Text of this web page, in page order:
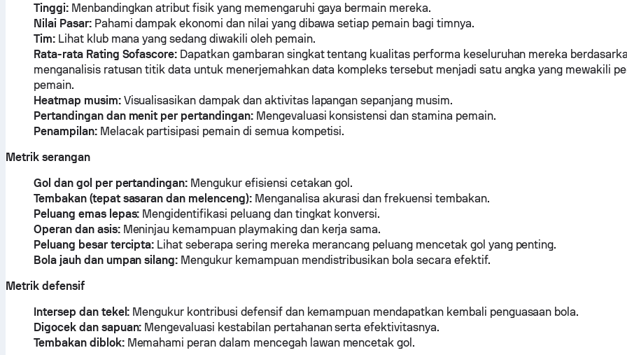
Tinggi:Menbandingkan atribut fisik yang memengaruhi gaya bermain mereka.
Nilai Pasar:Pahami dampak ekonomi dan nilai yang dibawa setiap pemain bagi timnya.
Tim:Lihat klub mana yang sedang diwakili oleh pemain.
Rata-rata Rating Sofascore: Dapatkan gambaran singkat tentang kualitas performa keseluruhan mereka
menganalisis ratusan titik data untuk menerjemahkan data kompleks tersebut menjadi satu angka yang mewakili
pemain.
Heatmap musim:Visualisasikan dampak dan aktivitas lapangan sepanjang musim.
Pertandingan dan menit per pertandingan:Mengevaluasi konsistensi dan stamina pemain.
Penampilan:Melacak partisipasi pemain di semua kompetisi.
Metrik serangan
Gol dan gol per pertandingan: Mengukur efisiensi cetakan gol.
Tembakan (tepat sasaran dan melenceng):Menganalisa akurasi dan frekuensi tembakan.
Peluang emas lepas: Mengidentifikasi peluang dan tingkat konversi.
Operan dan asis:Meninjau kemampuan playmaking dan kerja sama.
Peluang besar tercipta: Lihat seberapa sering mereka merancang peluang mencetak gol yang penting.
Bola jauh dan umpan silang: Mengukur kemampuan mendistribusikan bola secara efektif.
Metrik defensif
Intersep dan tekel: Mengukur kontribusi defensif dan kemampuan mendapatkan kembali penguasaan bola.
Digocek dan sapuan: Mengevaluasi kestabilan pertahanan serta efektivitasnya.
Tembakan diblok:Memahami peran dalam mencegah lawan mencetak gol.